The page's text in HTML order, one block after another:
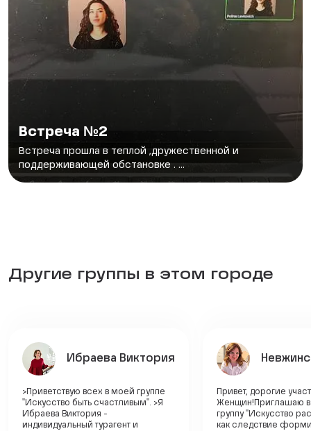
Встреча №2
Встреча прошла в теплой ,дружественной и
поддерживающей обстановке . ...
Другие группы в этом городе
Ибраева Виктория
>Приветствую всех в моей группе
"Искусство быть счастливым". >Я
Ибраева Виктория -
индивидуальный турагент и
Привет, дорогие
Женщин!Приглашаю
группу "Искусство
как следствие